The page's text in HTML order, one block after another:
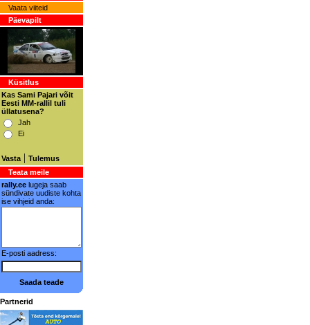
Vaata viiteid
Päevapilt
Küsitlus
Kas Sami Pajari võit
Eesti MM-rallil tuli
üllatusena?
Jah
Ei
Vasta | Tulemus
Teata meile
rally.ee lugeja saab
sündivate uudiste kohta
ise vihjeid anda:
E-posti aadress:
Saada teade
Partnerid